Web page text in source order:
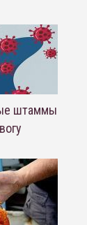
штаммы